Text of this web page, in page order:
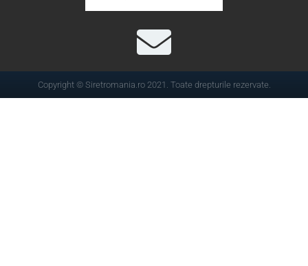
Copyright © Siretromania.ro 2021. Toate drepturile rezervate.